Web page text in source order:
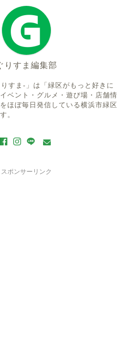
りすま編集部
すま-」は「緑区がもっと好きに
ベント・グルメ・遊び場・店舗情
ほぼ毎日発信している横浜市緑区
。
スポンサーリンク